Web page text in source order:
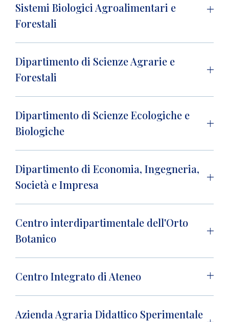
Sistemi Biologici Agroalimentari e
Forestali
Dipartimento di Scienze Agrarie e
Forestali
Dipartimento di Scienze Ecologiche e
Biologiche
Dipartimento di Economia, Ingegneria,
Società e Impresa
Centro interdipartimentale dell'Orto
Botanico
Centro Integrato di Ateneo
Azienda Agraria Didattico Sperimentale